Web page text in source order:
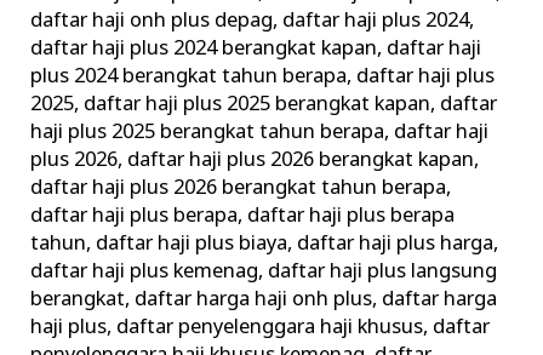
daftar haji onh plus depag, daftar haji plus 2024,
daftar haji plus 2024 berangkat kapan, daftar haji
plus 2024 berangkat tahun berapa, daftar haji plus
2025, daftar haji plus 2025 berangkat kapan, daftar
haji plus 2025 berangkat tahun berapa, daftar haji
plus 2026, daftar haji plus 2026 berangkat kapan,
daftar haji plus 2026 berangkat tahun berapa,
daftar haji plus berapa, daftar haji plus berapa
tahun, daftar haji plus biaya, daftar haji plus harga,
daftar haji plus kemenag, daftar haji plus langsung
berangkat, daftar harga haji onh plus, daftar harga
haji plus, daftar penyelenggara haji khusus, daftar